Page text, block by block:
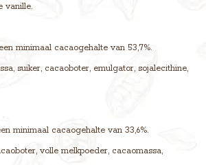
vanille.
minimaal cacaogehalte van 53,7%.
suiker, cacaoboter, emulgator, sojalecithine,
minimaal cacaogehalte van 33,6%.
volle melkpoeder, cacaomassa,